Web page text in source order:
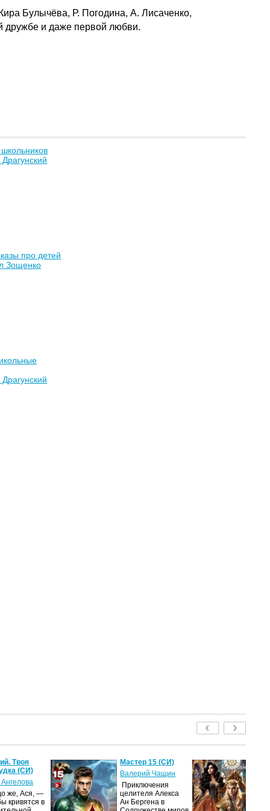
Булычёва, Р. Погодина, А. Лисаченко,
дружбе и даже первой любви.
про детей
Зощенко
Твоя
(СИ)
же, Ася, —
кривятся в
Мастер 15 (СИ)
Валерий Чащин
Приключения
целителя Алекса
Ан Бергена в